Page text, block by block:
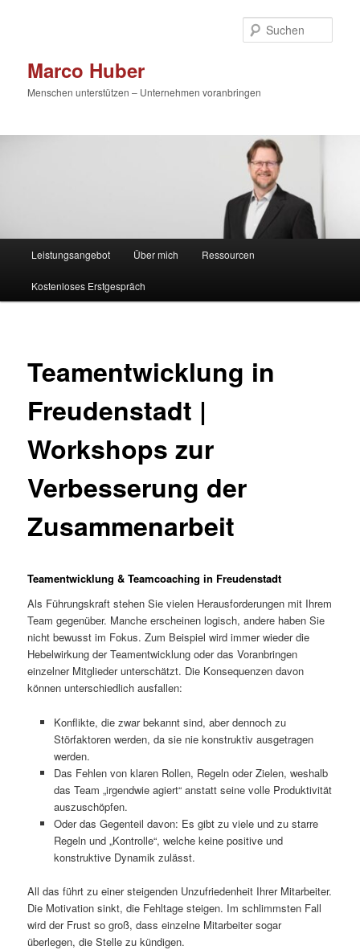
Marco Huber
Menschen unterstützen – Unternehmen voranbringen
Leistungsangebot Über mich Ressourcen
Kostenloses Erstgespräch
Teamentwicklung in
Freudenstadt |
Workshops zur
Verbesserung der
Zusammenarbeit
Teamentwicklung & Teamcoaching in Freudenstadt
Als Führungskraft stehen Sie vielen Herausforderungen mit Ihrem
Team gegenüber. Manche erscheinen logisch, andere haben Sie
nicht bewusst im Fokus. Zum Beispiel wird immer wieder die
Hebelwirkung der Teamentwicklung oder das Voranbringen
einzelner Mitglieder unterschätzt. Die Konsequenzen davon
können unterschiedlich ausfallen:
Konflikte, die zwar bekannt sind, aber dennoch zu
Störfaktoren werden, da sie nie konstruktiv ausgetragen
werden.
Das Fehlen von klaren Rollen, Regeln oder Zielen, weshalb
das Team „irgendwie agiert“ anstatt seine volle Produktivität
auszuschöpfen.
Oder das Gegenteil davon: Es gibt zu viele und zu starre
Regeln und „Kontrolle“, welche keine positive und
konstruktive Dynamik zulässt.
All das führt zu einer steigenden Unzufriedenheit Ihrer Mitarbeiter.
Die Motivation sinkt, die Fehltage steigen. Im schlimmsten Fall
wird der Frust so groß, dass einzelne Mitarbeiter sogar
überlegen, die Stelle zu kündigen.